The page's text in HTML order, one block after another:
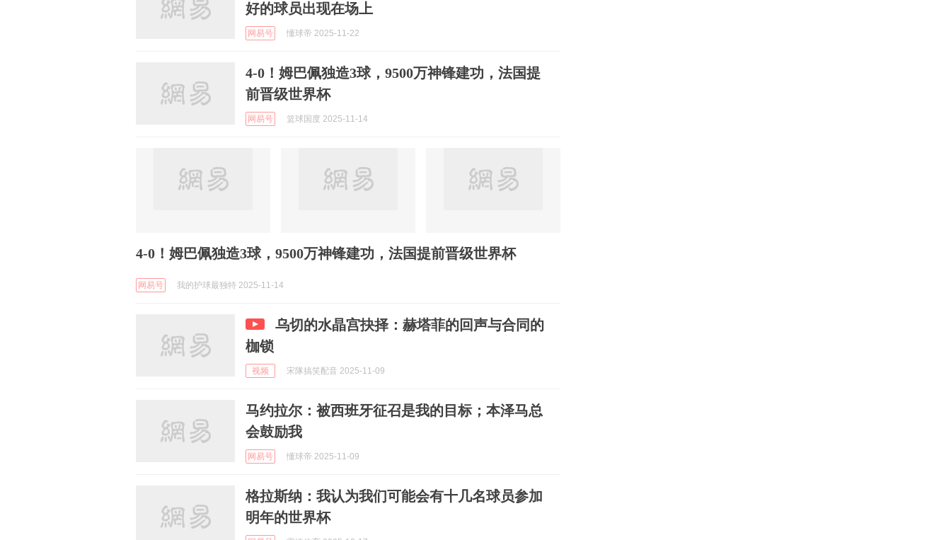
好的球员出现在场上
网易号 懂球帝 2025-11-22
4-0！姆巴佩独造3球，9500万神锋建功，法国提
前晋级世界杯
网易号 篮球国度 2025-11-14
4-0！姆巴佩独造3球，9500万神锋建功，法国提前晋级世界杯
网易号 我的护球最独特 2025-11-14
乌切的水晶宫抉择：赫塔菲的回声与合同的
枷锁
视频 宋隊搞笑配音 2025-11-09
马约拉尔：被西班牙征召是我的目标；本泽马总
会鼓励我
网易号 懂球帝 2025-11-09
格拉斯纳：我认为我们可能会有十几名球员参加
明年的世界杯